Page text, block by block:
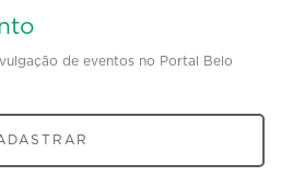
de eventos no Portal Belo